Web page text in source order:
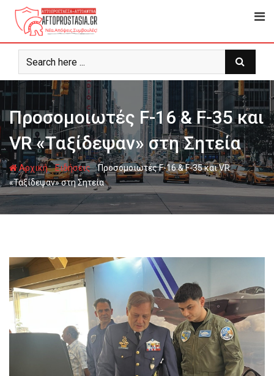
Ψάχνω
για...
Προσομοιωτές F-16 & F-35 και
VR «Ταξίδεψαν» στη Σητεία
Αρχική-Ειδήσεις-Προσομοιωτές F-16 & F-35 και VR
«Ταξίδεψαν» στη Σητεία